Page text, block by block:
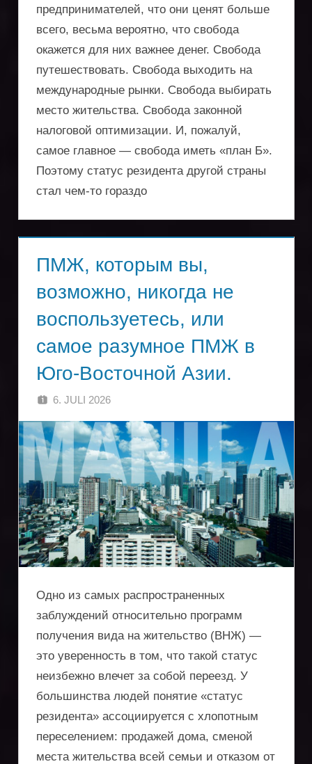
защита
активов,
оптимизации
поездок
предпринимателей, что они ценят больше
всего, весьма вероятно, что свобода
окажется для них важнее денег. Свобода
путешествовать. Свобода выходить на
международные рынки. Свобода выбирать
место жительства. Свобода законной
налоговой оптимизации. И, пожалуй,
самое главное — свобода иметь «план Б».
Поэтому статус резидента другой страны
стал чем-то гораздо
ПМЖ, которым вы,
возможно, никогда не
воспользуетесь, или
самое разумное ПМЖ в
Юго-Восточной Азии.
6. JULI 2026
Одно из самых распространенных
заблуждений относительно программ
получения вида на жительство (ВНЖ) —
это уверенность в том, что такой статус
неизбежно влечет за собой переезд. У
большинства людей понятие «статус
резидента» ассоциируется с хлопотным
переселением: продажей дома, сменой
места жительства всей семьи и отказом от